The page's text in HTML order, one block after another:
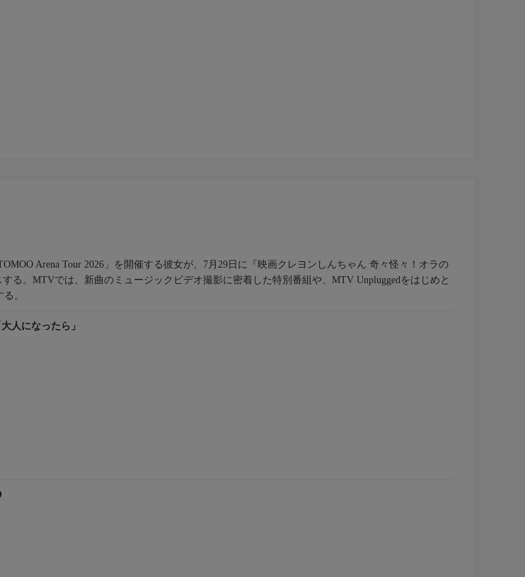
Arena Tour 2026」を開催する彼女が、7月29日に『映画クレヨンしんちゃん 奇々怪々！オラの
る。MTVでは、新曲のミュージックビデオ撮影に密着した特別番組や、MTV Unpluggedをはじめと
。
人になったら」